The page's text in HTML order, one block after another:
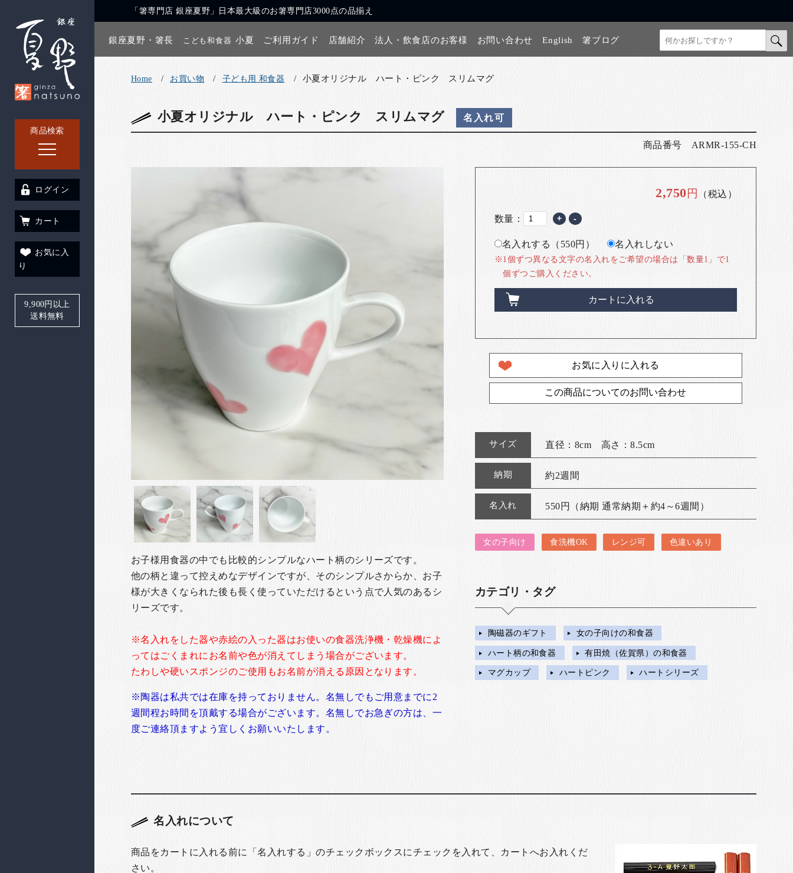
商品検索
「箸専門店 銀座夏野」日本最大級のお箸専門店3000点の品揃え
銀座夏野・箸長 こども和食器 小夏 ご利用ガイド 店舗紹介 法人・飲食店のお客様 お問い合わせ English 箸ブログ
ログイン
カート
お気に入
り
9,900円以上
送料無料
Home お買い物 子ども用 和食器 小夏オリジナル ハート・ピンク スリムマグ
小夏オリジナル ハート・ピンク スリムマグ 名入れ可
商品番号 ARMR-155-CH
お子様用食器の中でも比較的シンプルなハート柄のシリーズです。
他の柄と違って控えめなデザインですが、そのシンプルさからか、お子
様が大きくなられた後も長く使っていただけるという点で人気のあるシ
リーズです。
※名入れをした器や赤絵の入った器はお使いの食器洗浄機・乾燥機によ
ってはごくまれにお名前や色が消えてしまう場合がございます。
たわしや硬いスポンジのご使用もお名前が消える原因となります。
※陶器は私共では在庫を持っておりません。名無しでもご用意までに2
週間程お時間を頂戴する場合がございます。名無しでお急ぎの方は、一
度ご連絡頂ますよう宜しくお願いいたします。
2,750円 （税込）
数量： + -
名入れする（550円） 名入れしない
※1個ずつ異なる文字の名入れをご希望の場合は「数量1」で1
個ずつご購入ください。
カートに入れる
お気に入りに入れる
この商品についてのお問い合わせ
サイズ 直径：8cm 高さ：8.5cm
納期 約2週間
名入れ 550円（納期 通常納期＋約4～6週間）
女の子向け 食洗機OK レンジ可 色違いあり
カテゴリ・タグ
陶磁器のギフト 女の子向けの和食器
ハート柄の和食器 有田焼（佐賀県）の和食器
マグカップ ハートピンク ハートシリーズ
名入れについて
商品をカートに入れる前に「名入れする」のチェックボックスにチェックを入れて、カートへお入れくだ
さい。